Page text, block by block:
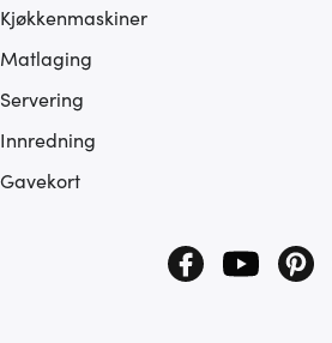
Kjøkkenmaskiner
Matlaging
Servering
Innredning
Gavekort